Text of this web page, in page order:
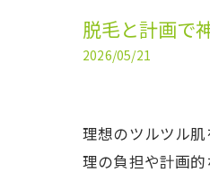
脱毛と計画で
2026/05/21
理想のツルツル
理の負担や計画